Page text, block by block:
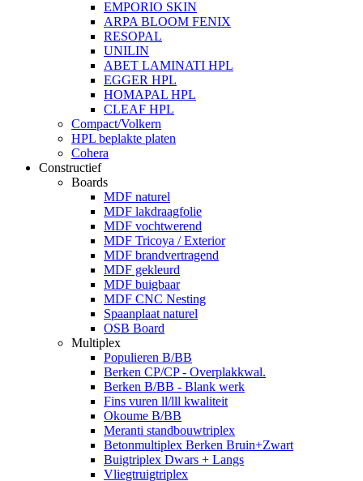
EMPORIO SKIN
ARPA BLOOM FENIX
RESOPAL
UNILIN
ABET LAMINATI HPL
EGGER HPL
HOMAPAL HPL
CLEAF HPL
Compact/Volkern
HPL beplakte platen
Cohera
Constructief
Boards
MDF naturel
MDF lakdraagfolie
MDF vochtwerend
MDF Tricoya / Exterior
MDF brandvertragend
MDF gekleurd
MDF buigbaar
MDF CNC Nesting
Spaanplaat naturel
OSB Board
Multiplex
Populieren B/BB
Berken CP/CP - Overplakkwal.
Berken B/BB - Blank werk
Fins vuren ll/lll kwaliteit
Okoume B/BB
Meranti standbouwtriplex
Betonmultiplex Berken Bruin+Zwart
Buigtriplex Dwars + Langs
Vliegtruigtriplex